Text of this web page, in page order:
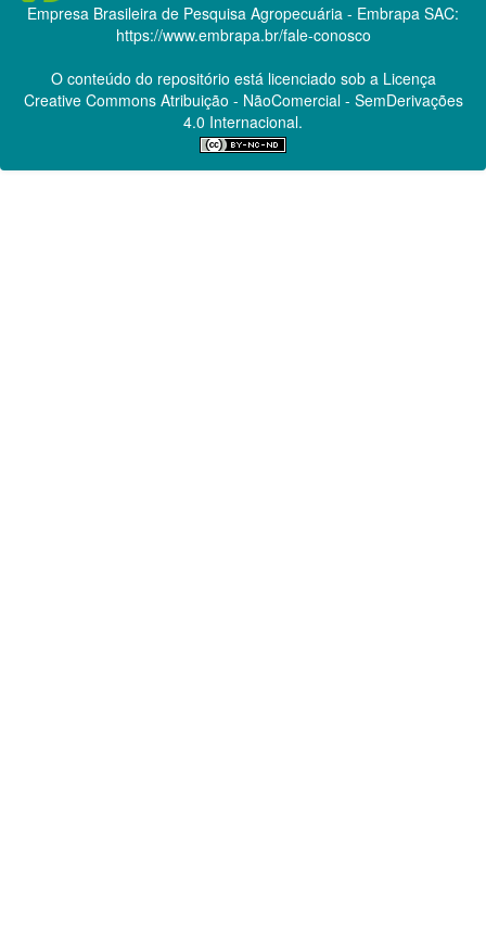
Empresa Brasileira de Pesquisa Agropecuária - Embrapa SAC:
https://www.embrapa.br/fale-conosco
O conteúdo do repositório está licenciado sob a Licença
Creative CommonsAtribuição - NãoComercial - SemDerivações
4.0 Internacional.